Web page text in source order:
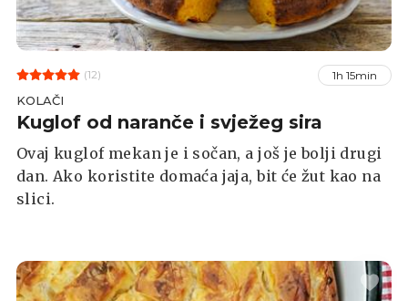
(12) 1h 15min
KOLAČI
Kuglof od naranče i svježeg sira
Ovaj kuglof mekan je i sočan, a još je bolji drugi
dan. Ako koristite domaća jaja, bit će žut kao na
slici.